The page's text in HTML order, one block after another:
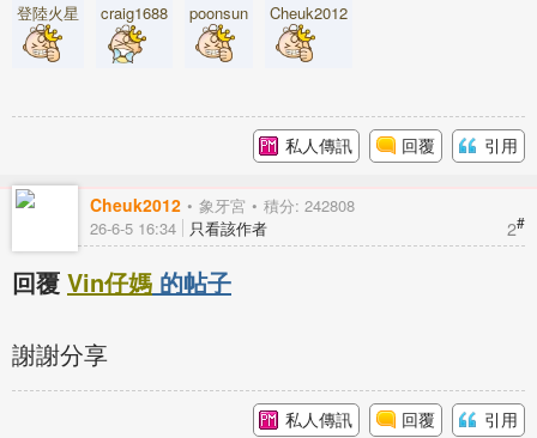
登陸火星
craig1688 poonsun Cheuk2012
私人傳訊 回覆 引用
Cheuk2012 象牙宮 積分: 242808
2#
26-6-5 16:34 只看該作者
回覆 Vin仔媽 的帖子
謝謝分享
私人傳訊 回覆 引用